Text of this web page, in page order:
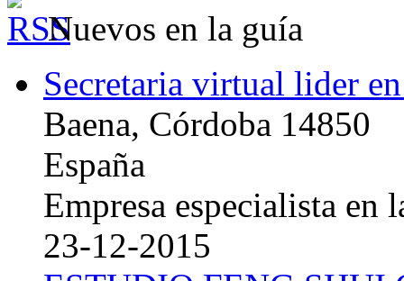
Nuevos en la guía
Secretaria virtual lider
Baena, Córdoba 14850
España
Empresa especialista en
23-12-2015